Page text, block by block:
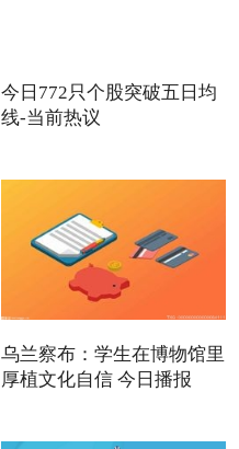
今日772只个股突破五日均
线-当前热议
乌兰察布：学生在博物馆里
厚植文化自信 今日播报